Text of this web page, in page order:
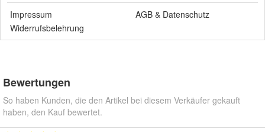
Impressum
AGB & Datenschutz
Widerrufsbelehrung
Bewertungen
So haben Kunden, die den Artikel bei diesem Verkäufer gekauft
haben, den Kauf bewertet.